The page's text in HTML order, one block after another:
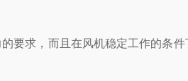
要求，而且在风机稳定工作的条件